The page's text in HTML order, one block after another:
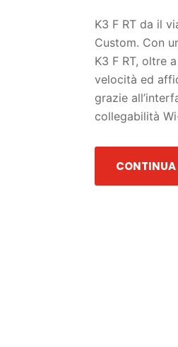
K3 F RT da il
Custom. Con
K3 F RT, oltre
velocità ed
grazie
collegabilità
CONTINUA